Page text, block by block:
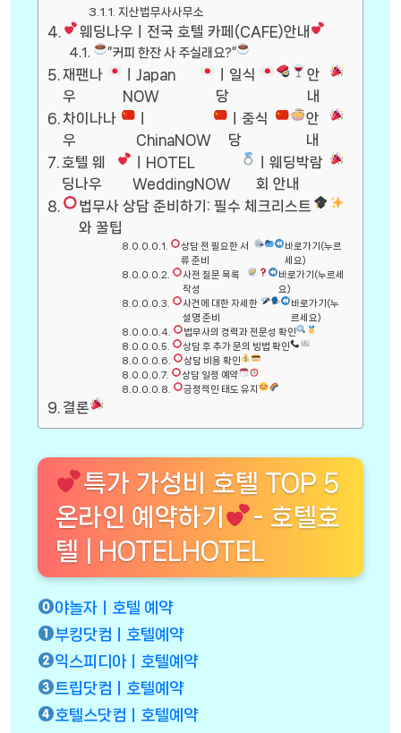
지산법무사사무소
웨딩나우ㅣ전국 호텔 카페(CAFE)안내
”커피 한잔 사 주실래요?”
재팬나
우
ㅣJapan
NOW
ㅣ일식
당
안
내
차이나나
우
ChinaNOW
ㅣ중식
당
안
내
호텔 웨
딩나우
ㅣHOTEL
WeddingNOW
ㅣ웨딩박람
회 안내
법무사 상담 준비하기: 필수 체크리스트
와 꿀팁
상담 전 필요한 서
류 준비
바로가기(누르
세요)
사전 질문 목록
작성
바로가기(누르세
요)
사건에 대한 자세한
설명 준비
바로가기(누
르세요)
법무사의 경력과 전문성 확인
상담 후 추가 문의 방법 확인
상담 비용 확인
상담 일정 예약
긍정적인 태도 유지
결론
특가 가성비 호텔 TOP 5
온라인 예약하기
- 호텔호
텔 | HOTELHOTEL
야놀자ㅣ호텔 예약
부킹닷컴ㅣ호텔예약
익스피디아ㅣ호텔예약
트립닷컴ㅣ호텔예약
호텔스닷컴ㅣ호텔예약